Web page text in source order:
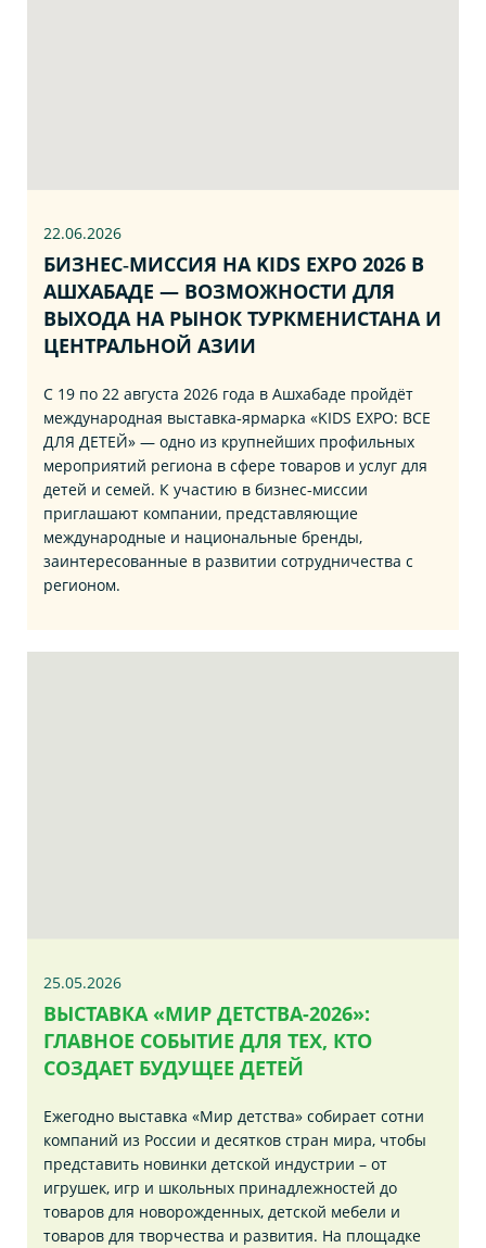
22.06.2026
БИЗНЕС‑МИССИЯ НА KIDS EXPO 2026 В
АШХАБАДЕ — ВОЗМОЖНОСТИ ДЛЯ
ВЫХОДА НА РЫНОК ТУРКМЕНИСТАНА И
ЦЕНТРАЛЬНОЙ АЗИИ
С 19 по 22 августа 2026 года в Ашхабаде пройдёт
международная выставка‑ярмарка «KIDS EXPO: ВСЕ
ДЛЯ ДЕТЕЙ» — одно из крупнейших профильных
мероприятий региона в сфере товаров и услуг для
детей и семей. К участию в бизнес‑миссии
приглашают компании, представляющие
международные и национальные бренды,
заинтересованные в развитии сотрудничества с
регионом.
25.05.2026
ВЫСТАВКА «МИР ДЕТСТВА-2026»:
ГЛАВНОЕ СОБЫТИЕ ДЛЯ ТЕХ, КТО
СОЗДАЕТ БУДУЩЕЕ ДЕТЕЙ
Ежегодно выставка «Мир детства» собирает сотни
компаний из России и десятков стран мира, чтобы
представить новинки детской индустрии – от
игрушек, игр и школьных принадлежностей до
товаров для новорожденных, детской мебели и
товаров для творчества и развития. На площадке